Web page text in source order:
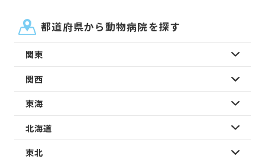
都道府県から動物病院を探す
関東
関西
東海
北海道
東北